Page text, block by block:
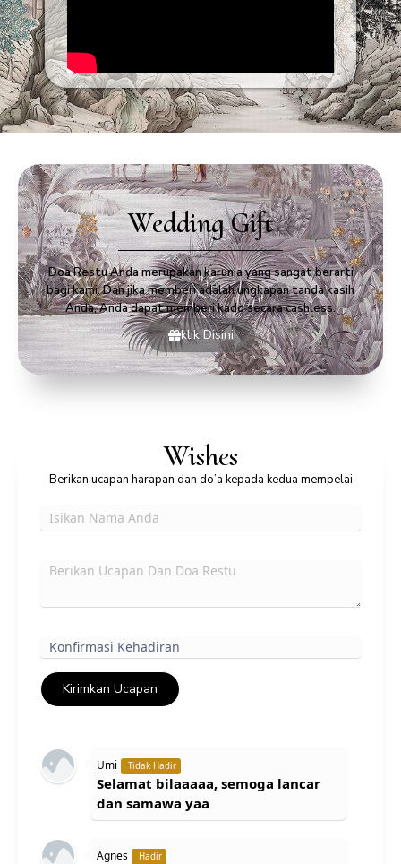
Wedding Gift
Doa Restu Anda merupakan karunia yang sangat berarti
bagi kami. Dan jika memberi adalah ungkapan tanda kasih
Anda, Anda dapat memberi kado secara cashless.
klik Disini
Wishes
Berikan ucapan harapan dan do’a kepada kedua mempelai
Kirimkan Ucapan
Umi Tidak Hadir
Selamat bilaaaaa, semoga lancar
dan samawa yaa
Agnes Hadir